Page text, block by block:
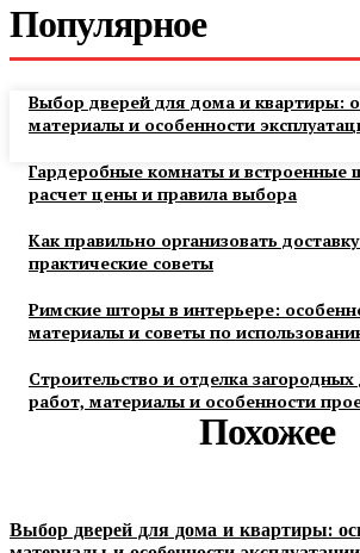
Популярное
Выбор дверей для дома и квартиры:
материалы и особенности
Гардеробные комнаты и встроенные
расчет цены и правила выбора
Как правильно организовать
практические советы
Римские шторы в интерьере:
материалы и советы по
Строительство и отделка
работ, материалы и особенности
Похожее
Выбор дверей для дома и квартиры: